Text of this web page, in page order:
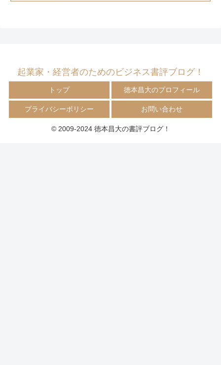
起業家・経営者のためのビジネス書評ブログ！
トップ 徳本昌大のプロフィール
プライバシーポリシー お問い合わせ
© 2009-2024 徳本昌大の書評ブログ！